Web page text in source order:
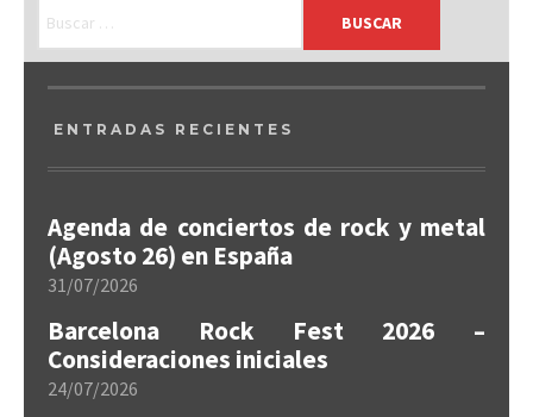
ENTRADAS RECIENTES
Agenda de conciertos de rock y metal
(Agosto 26) en España
31/07/2026
Barcelona Rock Fest 2026 –
Consideraciones iniciales
24/07/2026